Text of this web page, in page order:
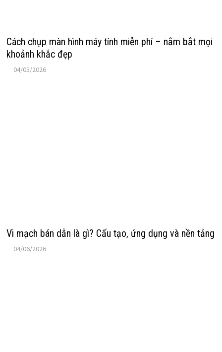
Cách chụp màn hình máy tính miễn phí – nắm bắt mọi
khoảnh khắc đẹp
04/05/2026
Vi mạch bán dẫn là gì? Cấu tạo, ứng dụng và nền tảng
04/06/2026